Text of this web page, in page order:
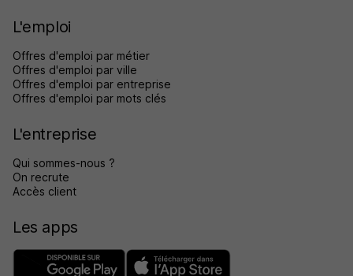
L'emploi
Offres d'emploi par métier
Offres d'emploi par ville
Offres d'emploi par entreprise
Offres d'emploi par mots clés
L'entreprise
Qui sommes-nous ?
On recrute
Accès client
Les apps